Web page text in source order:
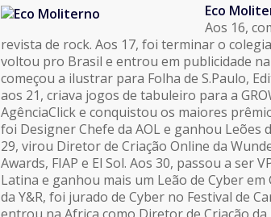
Eco
Aos 16,
revista de rock. Aos 17, foi terminar o
voltou pro Brasil e entrou em publicidade na
começou a ilustrar para Folha de S.Paulo,
aos 21, criava jogos de tabuleiro para a
AgênciaClick e conquistou os maiores
foi Designer Chefe da AOL e ganhou Leões
29, virou Diretor de Criação Online da
Awards, FIAP e El Sol. Aos 30, passou a ser
Latina e ganhou mais um Leão de Cyber
da Y&R, foi jurado de Cyber no Festival de